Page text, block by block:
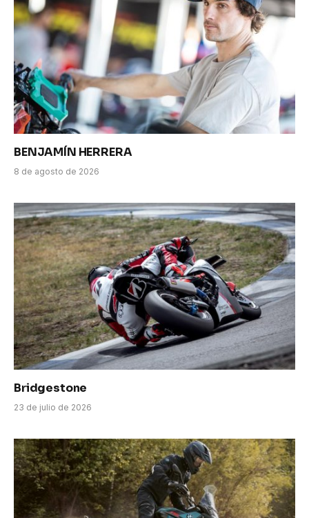
BENJAMÍN HERRERA
8 de agosto de 2026
Bridgestone
23 de julio de 2026